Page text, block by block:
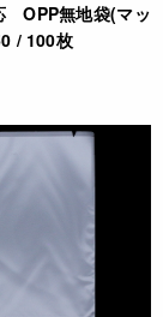
OPP無地袋(マッ
/ 100枚